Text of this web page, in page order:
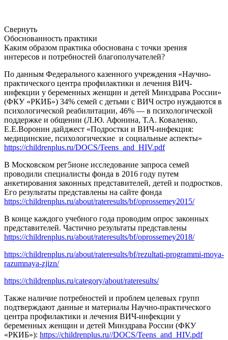
Свернуть
Обоснованность практики
Каким образом практика обоснована с точки зрения
интересов и потребностей благополучателей?
По данным Федерального казенного учреждения «Научно-
практического центра профилактики и лечения ВИЧ-
инфекции у беременных женщин и детей Минздрава России»
(ФКУ «РКИБ») 34% семей с детьми с ВИЧ остро нуждаются в
психологической реабилитации, 46% — в психологической
поддержке и общении (Л.Ю. Афонина, Т.А. Коваленко,
Е.Е.Воронин дайджест «Подростки и ВИЧ-инфекция:
медицинские, психологические и социальные аспекты»
https://childrenplus.ru/DOCS/Teens_and_HIV.pdf
В Московском рег5ионе исследование запроса семей
проводили специалисты фонда в 2016 году путем
анкетирования законных представителей, детей и подростков.
Его результаты представлены на сайте фонда
https://childrenplus.ru/about/rateresults/bf/oprossemey2015/
В конце каждого учебного года проводим опрос законных
представителей. Частично результаты представлены
https://childrenplus.ru/about/rateresults/bf/oprossemey2018/
https://childrenplus.ru/about/rateresults/bf/rezultati-programmi-moya-
razumnaya-zjizn/
https://childrenplus.ru/category/about/rateresults/
Также наличие потребностей и проблем целевых групп
подтверждают данные и материалы Научно-практического
центра профилактики и лечения ВИЧ-инфекции у
беременных женщин и детей Минздрава России (ФКУ
«РКИБ»): https://childrenplus.ru//DOCS/Teens_and_HIV.pdf